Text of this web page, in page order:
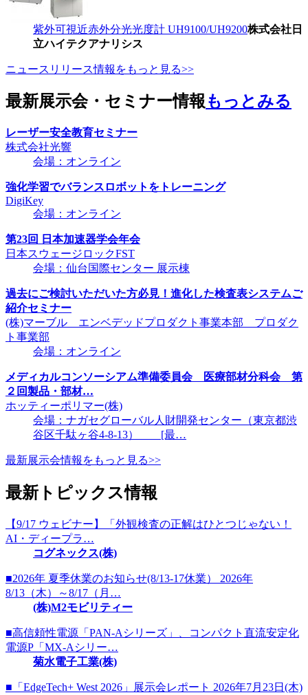
紫外可視近赤外分光光度計 UH9100/UH9200株式会社日
立ハイテクアナリシス
ニュースリリース情報をもっと見る>>
最新展示会・セミナー情報もっとみる
レーザー安全教育セミナー
株式会社光響
会場：オンライン
強化学習でバランスロボットをトレーニング
DigiKey
会場：オンライン
第23回 日本加速器学会年会
日本スウェージロックFST
会場：仙台国際センター 展示棟
過去にご検討いただいた方必見！進化した検査表システムご
紹介セミナー
(株)マーブル エンベデッドプロダクト事業本部 プロダク
ト事業部
会場：オンライン
メディカルコンソーシアム準備委員会 医療部材分科会 第
２回製品・部材…
ホッティーポリマー(株)
会場：ナガセグローバル人財開発センター（東京都渋
谷区千駄ヶ谷4-8-13） [最…
最新展示会情報をもっと見る>>
最新トピックス情報
【9/17 ウェビナー】「外観検査の正解はひとつじゃない！
AI・ディープラ…
コグネックス(株)
■2026年 夏季休業のお知らせ(8/13-17休業） 2026年
8/13（木）～8/17（月…
(株)M2モビリティー
■高信頼性電源「PAN-Aシリーズ」、コンパクト直流安定化
電源P「MX-Aシリー…
菊水電子工業(株)
■「EdgeTech+ West 2026」展示会レポート 2026年7月23日(木)